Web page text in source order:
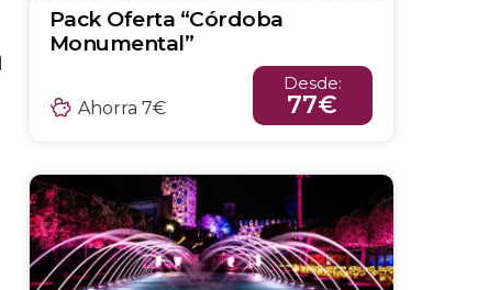
Pack Oferta “Córdoba
Monumental”
Ahorra 7€
Desde:
77€